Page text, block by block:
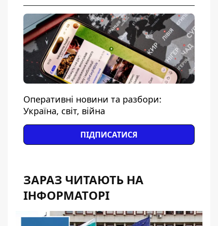
Оперативні новини та разбори:
Україна, світ, війна
ПІДПИСАТИСЯ
ЗАРАЗ ЧИТАЮТЬ НА
ІНФОРМАТОРІ